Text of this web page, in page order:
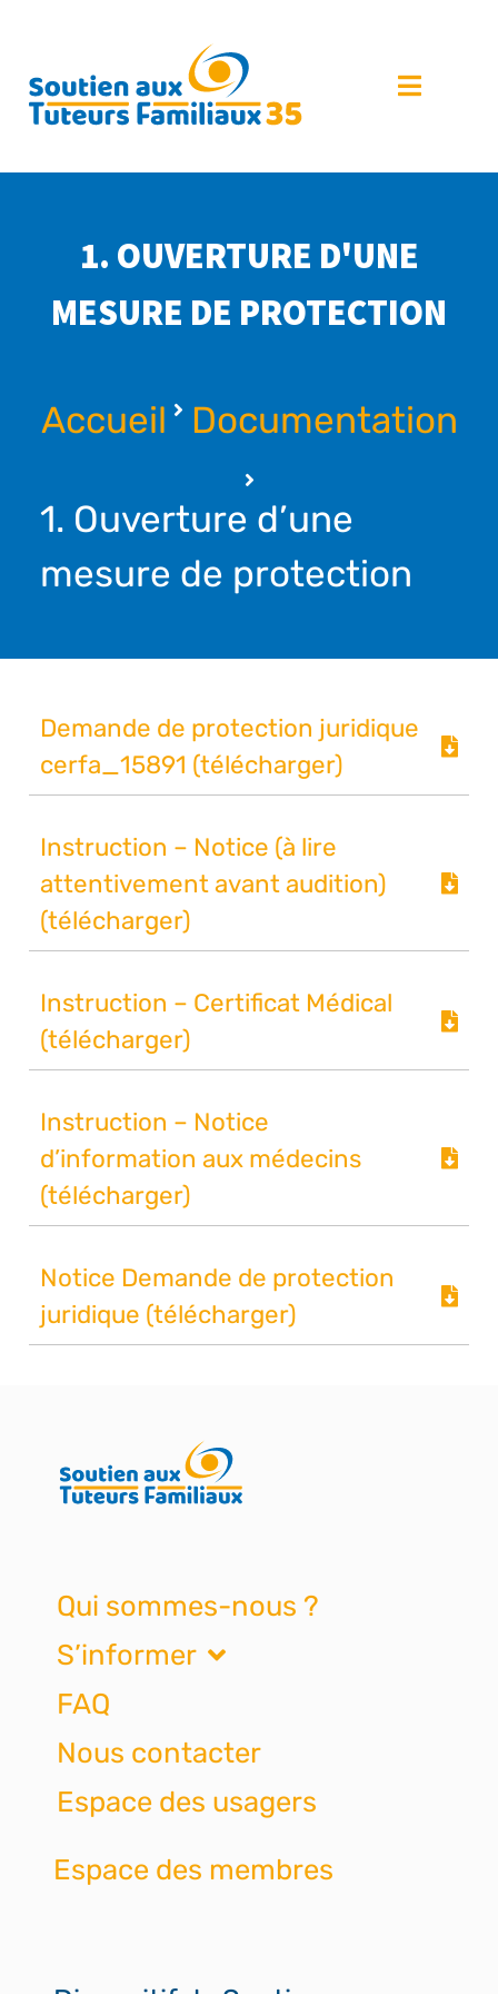
1. OUVERTURE D'UNE
MESURE DE PROTECTION
Accueil Documentation
1. Ouverture d’une
mesure de protection
Demande de protection juridique
cerfa_15891 (télécharger)
Instruction – Notice (à lire
attentivement avant audition)
(télécharger)
Instruction – Certificat Médical
(télécharger)
Instruction – Notice
d’information aux médecins
(télécharger)
Notice Demande de protection
juridique (télécharger)
Qui sommes-nous ?
S’informer
FAQ
Nous contacter
Espace des usagers
Espace des membres